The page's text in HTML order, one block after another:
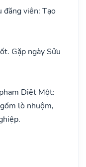
đăng viên: Tạo
Gặp ngày Sửu
Diệt Một:
lò nhuộm,